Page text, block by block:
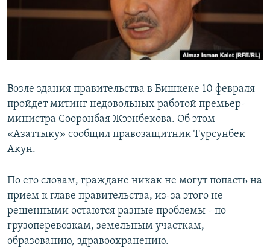
Возле здания правительства в Бишкеке 10 февраля
пройдет митинг недовольных работой премьер-
министра Сооронбая Жээнбекова. Об этом
«Азаттыку» сообщил правозащитник Турсунбек
Акун.
По его словам, граждане никак не могут попасть на
прием к главе правительства, из-за этого не
решенными остаются разные проблемы - по
грузоперевозкам, земельным участкам,
образованию, здравоохранению.